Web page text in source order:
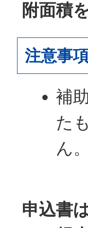
附面積
注意事
補
た
ん。
申込書